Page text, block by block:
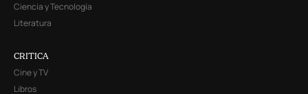
Ciencia y Tecnología
Literatura
CRITICA
Cine y TV
Libros